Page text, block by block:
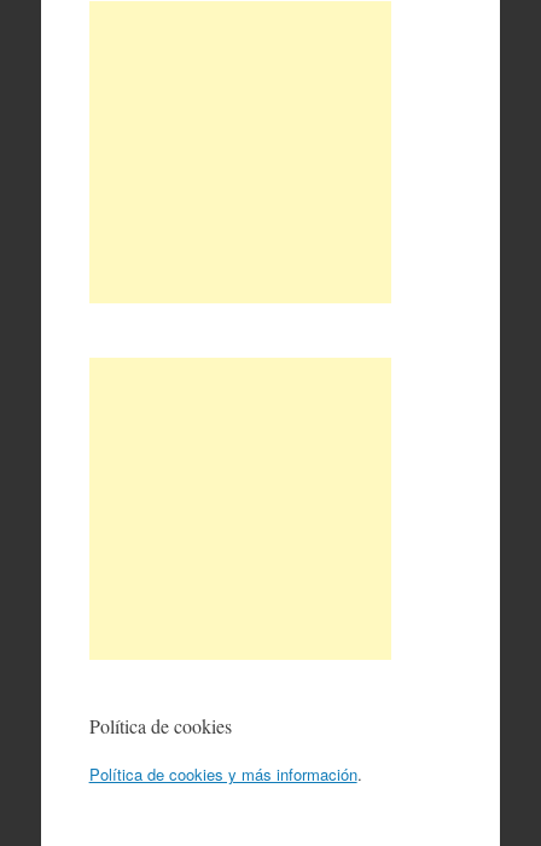
Política de cookies
Política de cookies y más información.